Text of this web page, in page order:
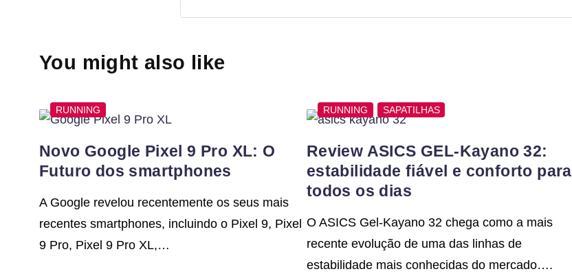
You might also like
RUNNING
Novo Google Pixel 9 Pro XL: O
Futuro dos smartphones
A Google revelou recentemente os seus mais
recentes smartphones, incluindo o Pixel 9, Pixel
9 Pro, Pixel 9 Pro XL,…
RUNNING SAPATILHAS
Review ASICS GEL-Kayano 32:
estabilidade fiável e conforto para
todos os dias
O ASICS Gel-Kayano 32 chega como a mais
recente evolução de uma das linhas de
estabilidade mais conhecidas do mercado….